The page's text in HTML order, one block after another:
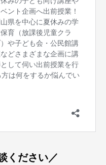
ください／